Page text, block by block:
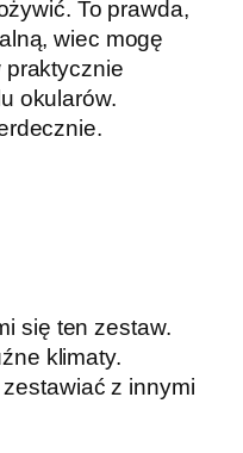
To prawda,
wiec mogę
okularów.
się ten zestaw.
klimaty.
z innymi